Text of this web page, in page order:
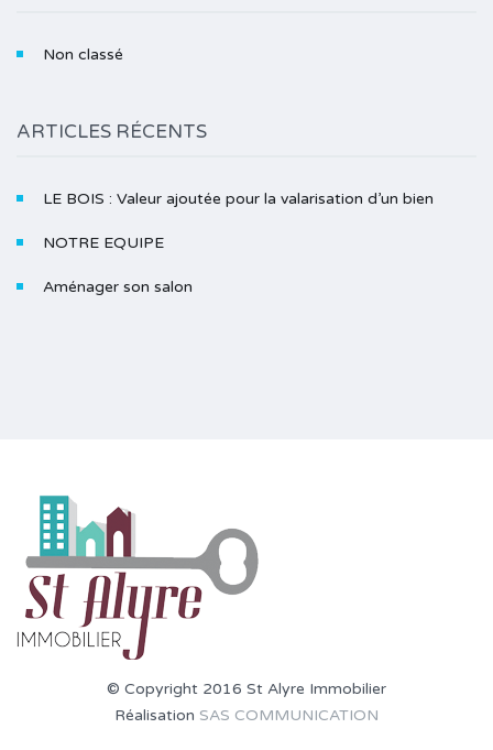
Non classé
ARTICLES RÉCENTS
LE BOIS : Valeur ajoutée pour la valarisation d’un bien
NOTRE EQUIPE
Aménager son salon
© Copyright 2016 St Alyre Immobilier
Réalisation SAS COMMUNICATION